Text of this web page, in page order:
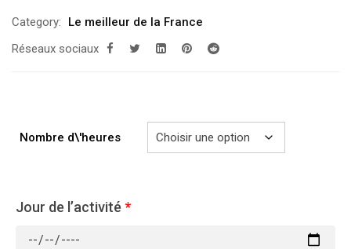
prix :
289.00€
Category:
Le meilleur de la France
Réseaux sociaux
Nombre d\'heures
Jour de l’activité *